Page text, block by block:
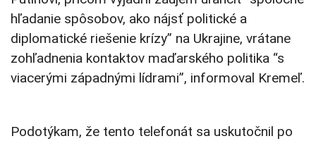
hľadanie spôsobov, ako nájsť politické a
diplomatické riešenie krízy” na Ukrajine, vrátane
zohľadnenia kontaktov maďarského politika “s
viacerými západnými lídrami”, informoval Kremeľ.
Podotýkam, že tento telefonát sa uskutočnil po